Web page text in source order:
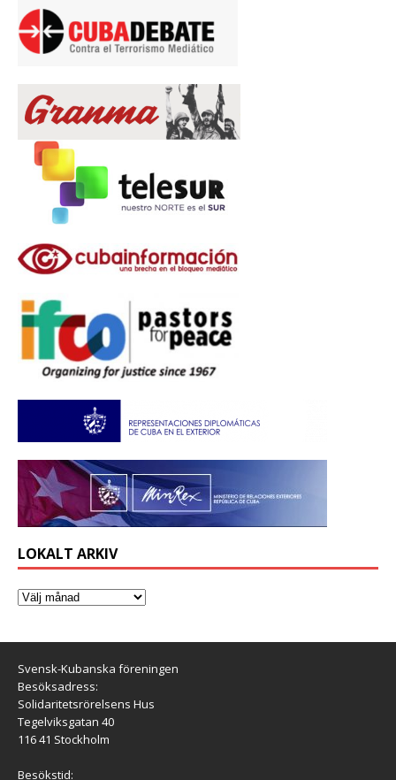
LOKALT ARKIV
Svensk-Kubanska föreningen
Besöksadress:
Solidaritetsrörelsens Hus
Tegelviksgatan 40
116 41 Stockholm
Besökstid: